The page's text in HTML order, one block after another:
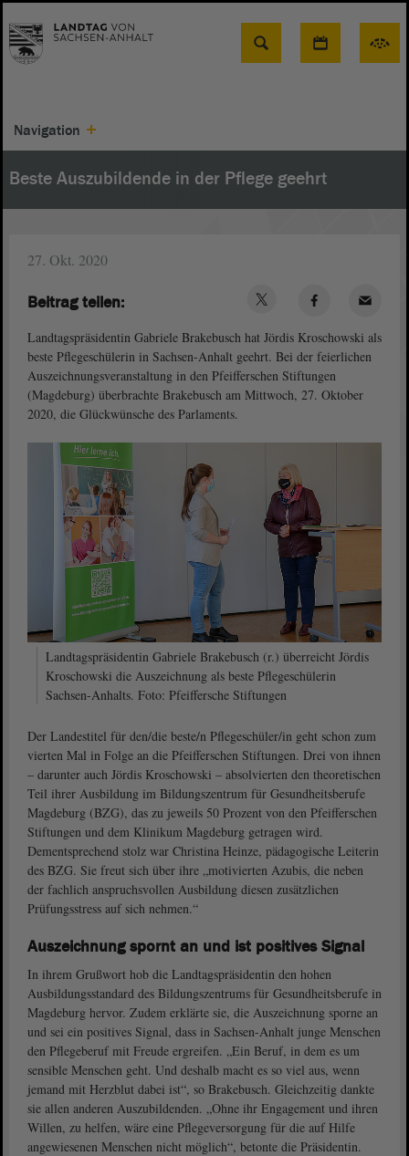
Suche
Navigation
Beste Auszubildende in der Pflege geehrt
27. Okt. 2020
Landtagspräsidentin Gabriele Brakebusch hat Jördis Kroschowski als
beste Pflegeschülerin in Sachsen-Anhalt geehrt. Bei der feierlichen
Auszeichnungsveranstaltung in den Pfeifferschen Stiftungen
(Magdeburg) überbrachte Brakebusch am Mittwoch, 27. Oktober
2020, die Glückwünsche des Parlaments.
Landtagspräsidentin Gabriele Brakebusch (r.) überreicht Jördis
Kroschowski die Auszeichnung als beste Pflegeschülerin
Sachsen-Anhalts. Foto: Pfeiffersche Stiftungen
Der Landestitel für den/die beste/n Pflegeschüler/in geht schon zum
vierten Mal in Folge an die Pfeifferschen Stiftungen. Drei von ihnen
– darunter auch Jördis Kroschowski – absolvierten den theoretischen
Teil ihrer Ausbildung im Bildungszentrum für Gesundheitsberufe
Magdeburg (BZG), das zu jeweils 50 Prozent von den Pfeifferschen
Stiftungen und dem Klinikum Magdeburg getragen wird.
Dementsprechend stolz war Christina Heinze, pädagogische Leiterin
des BZG. Sie freut sich über ihre „motivierten Azubis, die neben
der fachlich anspruchsvollen Ausbildung diesen zusätzlichen
Prüfungsstress auf sich nehmen.“
Auszeichnung spornt an und ist positives Signal
In ihrem Grußwort hob die Landtagspräsidentin den hohen
Ausbildungsstandard des Bildungszentrums für Gesundheitsberufe in
Magdeburg hervor. Zudem erklärte sie, die Auszeichnung sporne an
und sei ein positives Signal, dass in Sachsen-Anhalt junge Menschen
den Pflegeberuf mit Freude ergreifen. „Ein Beruf, in dem es um
sensible Menschen geht. Und deshalb macht es so viel aus, wenn
jemand mit Herzblut dabei ist“, so Brakebusch. Gleichzeitig dankte
sie allen anderen Auszubildenden. „Ohne ihr Engagement und ihren
Willen, zu helfen, wäre eine Pflegeversorgung für die auf Hilfe
angewiesenen Menschen nicht möglich“, betonte die Präsidentin.
Beitrag teilen: